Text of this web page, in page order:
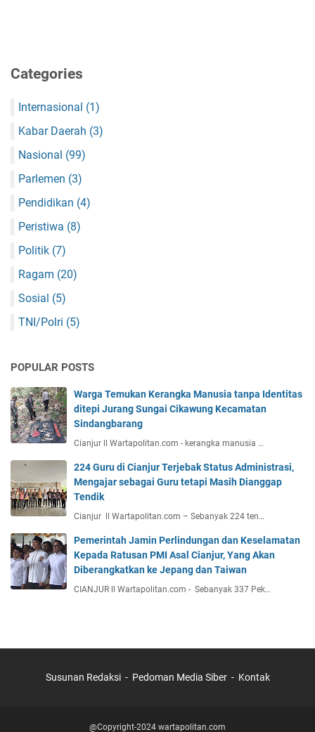
Categories
Internasional (1)
Kabar Daerah (3)
Nasional (99)
Parlemen (3)
Pendidikan (4)
Peristiwa (8)
Politik (7)
Ragam (20)
Sosial (5)
TNI/Polri (5)
POPULAR POSTS
Warga Temukan Kerangka Manusia tanpa Identitas
ditepi Jurang Sungai Cikawung Kecamatan
Sindangbarang
Cianjur ll Wartapolitan.com - kerangka manusia …
224 Guru di Cianjur Terjebak Status Administrasi,
Mengajar sebagai Guru tetapi Masih Dianggap
Tendik
Cianjur ll Wartapolitan.com – Sebanyak 224 ten…
Pemerintah Jamin Perlindungan dan Keselamatan
Kepada Ratusan PMI Asal Cianjur, Yang Akan
Diberangkatkan ke Jepang dan Taiwan
CIANJUR ll Wartapolitan.com - Sebanyak 337 Pek…
Susunan Redaksi Pedoman Media Siber Kontak
@Copyright-2024 wartapolitan.com